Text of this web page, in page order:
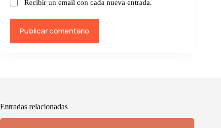
Recibir un email con cada nueva entrada.
Publicar comentario
Entradas relacionadas